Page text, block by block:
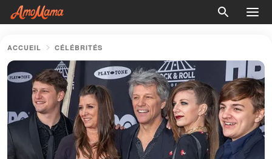
ACCUEIL CÉLÉBRITÉS